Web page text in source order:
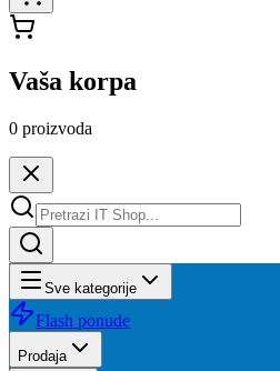
Vaša korpa
0 proizvoda
Sve kategorije
Flash ponude
Prodaja